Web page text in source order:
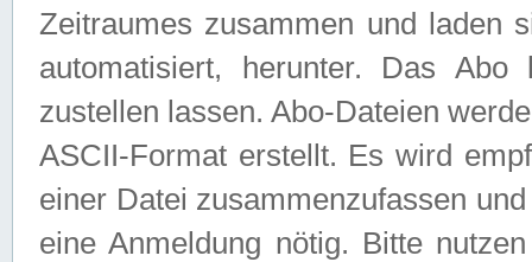
Zeitraumes zusammen und laden
automatisiert, herunter. Das
zustellen lassen. Abo-Dateien
ASCII-Format erstellt. Es wird
einer Datei zusammenzufassen
eine Anmeldung nötig. Bitte